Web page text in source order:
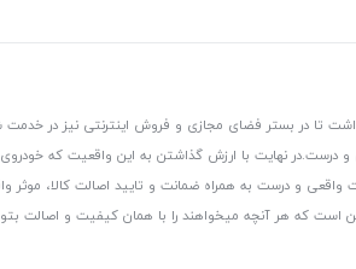
تا در بستر فضای مجازی و فروش اینترنتی نیز در
و درست.در نهایت با ارزش گذاشتن به این واقعیت که
واقعی و درست به همراه ضمانت و تایید اصالت کالا،
است که هر آنچه میخواهند را با همان کیفیت و اصالت